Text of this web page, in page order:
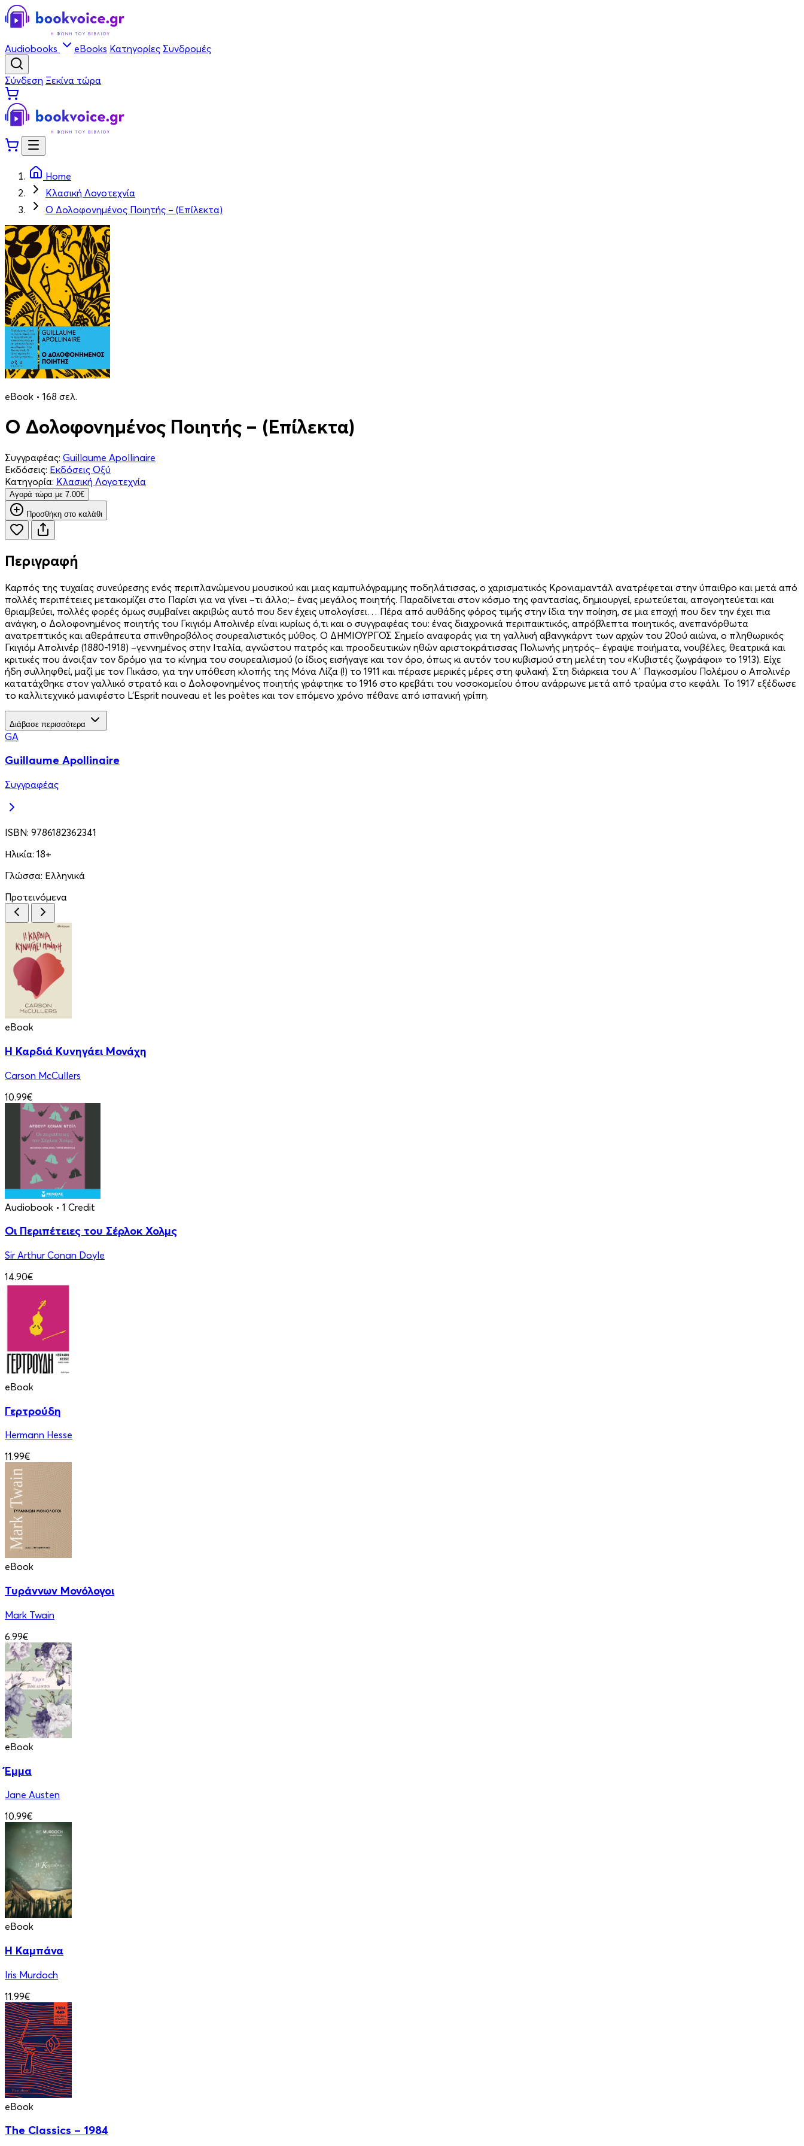
Audiobooks eBooks Κατηγορίες Συνδρομές
Σύνδεση Ξεκίνα τώρα
Home
Κλασική Λογοτεχνία
Ο Δολοφονημένος Ποιητής – (Επίλεκτα)
eBook • 168 σελ.
Ο Δολοφονημένος Ποιητής – (Επίλεκτα)
Συγγραφέας: Guillaume Apollinaire
Εκδόσεις: Εκδόσεις Οξύ
Κατηγορία: Κλασική Λογοτεχνία
Aγορά τώρα με 7.00€
Προσθήκη στο καλάθι
Περιγραφή
Καρπός της τυχαίας συνεύρεσης ενός περιπλανώμενου μουσικού και μιας καμπυλόγραμμης ποδηλάτισσας, ο χαρισματικός Κρονιαμαντάλ ανατρέφεται στην ύπαιθρο και μετά από
πολλές περιπέτειες μετακομίζει στο Παρίσι για να γίνει –τι άλλο;– ένας μεγάλος ποιητής. Παραδίνεται στον κόσμο της φαντασίας, δημιουργεί, ερωτεύεται, απογοητεύεται και
θριαμβεύει, πολλές φορές όμως συμβαίνει ακριβώς αυτό που δεν έχεις υπολογίσει… Πέρα από αυθάδης φόρος τιμής στην ίδια την ποίηση, σε μια εποχή που δεν την έχει πια
ανάγκη, ο Δολοφονημένος ποιητής του Γκιγιόμ Απολινέρ είναι κυρίως ό,τι και ο συγγραφέας του: ένας διαχρονικά περιπαικτικός, απρόβλεπτα ποιητικός, ανεπανόρθωτα
ανατρεπτικός και αθεράπευτα σπινθηροβόλος σουρεαλιστικός μύθος. Ο ΔΗΜΙΟΥΡΓΟΣ Σημείο αναφοράς για τη γαλλική αβανγκάρντ των αρχών του 20ού αιώνα, ο πληθωρικός
Γκιγιόμ Απολινέρ (1880-1918) –γεννημένος στην Ιταλία, αγνώστου πατρός και προοδευτικών ηθών αριστοκράτισσας Πολωνής μητρός– έγραψε ποιήματα, νουβέλες, θεατρικά και
κριτικές που άνοιξαν τον δρόμο για το κίνημα του σουρεαλισμού (ο ίδιος εισήγαγε και τον όρο, όπως κι αυτόν του κυβισμού στη μελέτη του «Κυβιστές ζωγράφοι» το 1913). Είχε
ήδη συλληφθεί, μαζί με τον Πικάσο, για την υπόθεση κλοπής της Μόνα Λίζα (!) το 1911 και πέρασε μερικές μέρες στη φυλακή. Στη διάρκεια του Α΄ Παγκοσμίου Πολέμου ο Απολινέρ
κατατάχθηκε στον γαλλικό στρατό και ο Δολοφονημένος ποιητής γράφτηκε το 1916 στο κρεβάτι του νοσοκομείου όπου ανάρρωνε μετά από τραύμα στο κεφάλι. Το 1917 εξέδωσε
το καλλιτεχνικό μανιφέστο L’Esprit nouveau et les poètes και τον επόμενο χρόνο πέθανε από ισπανική γρίπη.
Διάβασε περισσότερα
GA
Guillaume Apollinaire
Συγγραφέας
ISBN: 9786182362341
Ηλικία: 18+
Γλώσσα: Ελληνικά
Προτεινόμενα
eBook
Η Καρδιά Κυνηγάει Μονάχη
Carson McCullers
10.99€
Audiobook • 1 Credit
Οι Περιπέτειες του Σέρλοκ Χολμς
Sir Arthur Conan Doyle
14.90€
eBook
Γερτρούδη
Hermann Hesse
11.99€
eBook
Τυράννων Μονόλογοι
Mark Twain
6.99€
eBook
Έμμα
Jane Austen
10.99€
eBook
Η Καμπάνα
Iris Murdoch
11.99€
eBook
The Classics – 1984